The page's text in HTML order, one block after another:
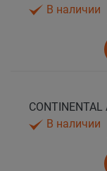
В наличии
В наличии